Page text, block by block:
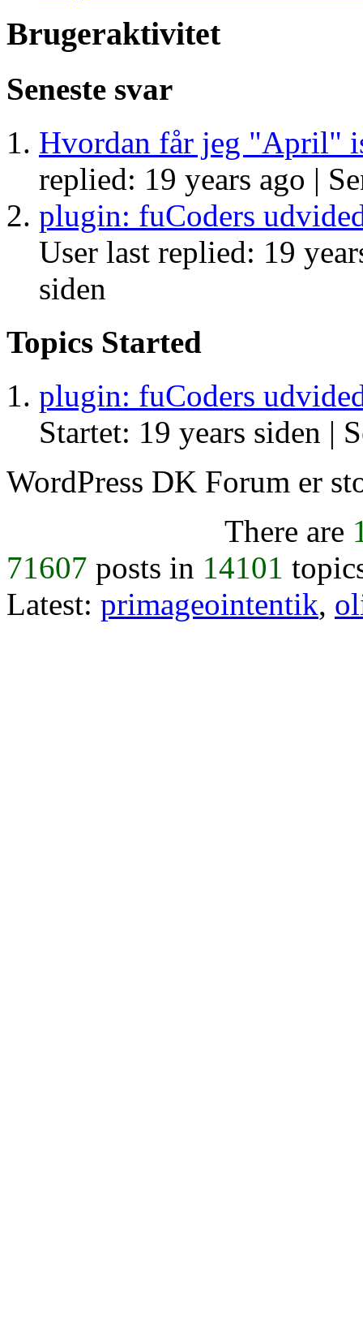
Brugeraktivitet
Seneste svar
Hvordan får jeg "April"
replied: 19 years ago |
plugin: fuCoders
User last replied: 19
siden
Topics Started
plugin: fuCoders
Startet: 19 years siden |
WordPress DK Forum er
There are
71607 posts in 14101
Latest: primageointentik,